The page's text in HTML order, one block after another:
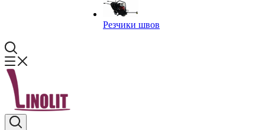
Резчики швов